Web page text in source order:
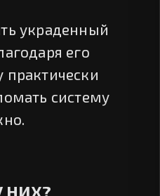
украденный
его
систему
НИХ?